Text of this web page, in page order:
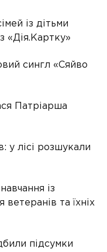
із дітьми
«Дія.Картку»
сингл «Сяйво
Патріарша
у лісі розшукали
із
ветеранів та їхніх
підсумки